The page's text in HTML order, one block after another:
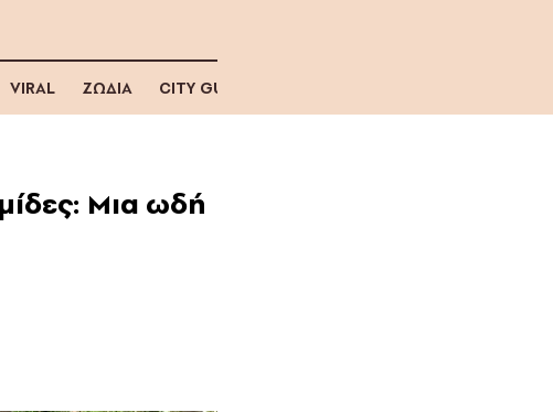
VIRAL ΖΩΔΙΑ CITY GUIDE
Μια ωδή